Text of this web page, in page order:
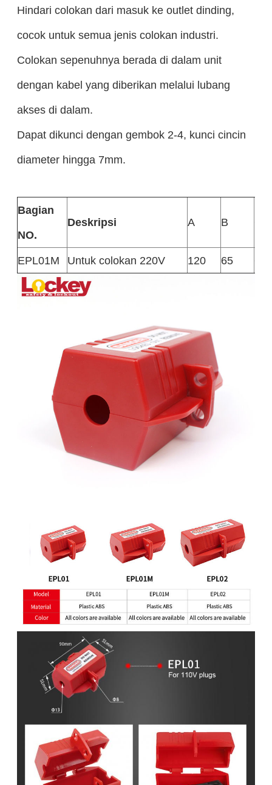
Hindari colokan dari masuk ke outlet dinding,
cocok untuk semua jenis colokan industri.
Colokan sepenuhnya berada di dalam unit
dengan kabel yang diberikan melalui lubang
akses di dalam.
Dapat dikunci dengan gembok 2-4, kunci cincin
diameter hingga 7mm.
Bagian
NO.
Deskripsi A B
EPL01M Untuk colokan 220V 120 65